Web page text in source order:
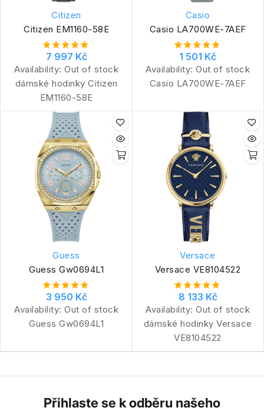
Citizen
Citizen EM1160-58E
7 997 Kč
Availability: Out of stock
dámské hodinky Citizen
EM1160-58E
Casio
Casio LA700WE-7AEF
1 501 Kč
Availability: Out of stock
Casio LA700WE-7AEF
Guess
Guess Gw0694L1
3 950 Kč
Availability: Out of stock
Guess Gw0694L1
Versace
Versace VE8104522
8 133 Kč
Availability: Out of stock
dámské hodinky Versace
VE8104522
Přihlaste se k odběru našeho